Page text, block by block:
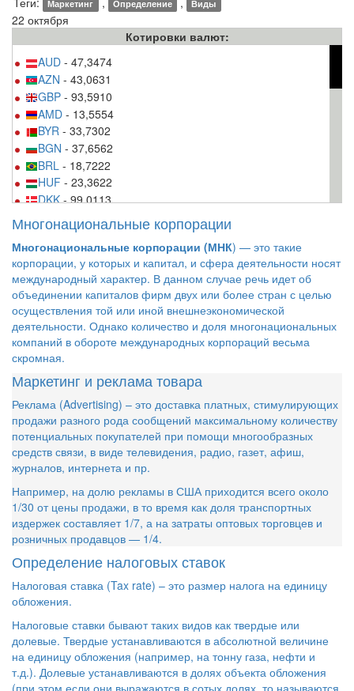
Маркетинг Определение Виды
22 октября
Котировки валют:
AUD - 47,3474
AZN - 43,0631
GBP - 93,5910
AMD - 13,5554
BYR - 33,7302
BGN - 37,6562
BRL - 18,7222
HUF - 23,3622
DKK- 99,0113
EUR- 73,6248
INR- 97,2415
KZT- 19,7375
CAD- 50,4472
KGS- 94,3210
CNY- 99,5792
MDL- 33,0436
NOK
PLN- 16,7446
- 16,3809
XDR- 91,7443
SGD- 47,3669
TJS
- 82,5039
TRY - 21,9345
UZS - 22,4440
UAH- 25,4880
CZK- 27,2589
- 79,0141
CHF- 66,8010
ZAR - 42,9768
KRW
- 59,6981
Многонациональные корпорации
Многонациональные корпорации (МНК) — это такие
корпорации, у которых и капитал, и сфера деятельности носят
международный характер. В данном случае речь идет об
объединении капиталов фирм двух или более стран с целью
осуществления той или иной внешнеэкономической
деятельности. Однако количество и доля многонациональных
компаний в обороте международных корпораций весьма
скромная.
Маркетинг и реклама товара
Реклама (Advertising) – это доставка платных, стимулирующих
продажи разного рода сообщений максимальному количеству
потенциальных покупателей при помощи многообразных
средств связи, в виде телевидения, радио, газет, афиш,
журналов, интернета и пр.
Например, на долю рекламы в США приходится всего около
1/30 от цены продажи, в то время как доля транспортных
издержек составляет 1/7, а на затраты оптовых торговцев и
розничных продавцов — 1/4.
Определение налоговых ставок
Налоговая ставка (Tax rate) – это размер налога на единицу
обложения.
Налоговые ставки бывают таких видов как твердые или
долевые. Твердые устанавливаются в абсолютной величине
на единицу обложения (например, на тонну газа, нефти и
т.д.). Долевые устанавливаются в долях объекта обложения
(при этом если они выражаются в сотых долях, то называются